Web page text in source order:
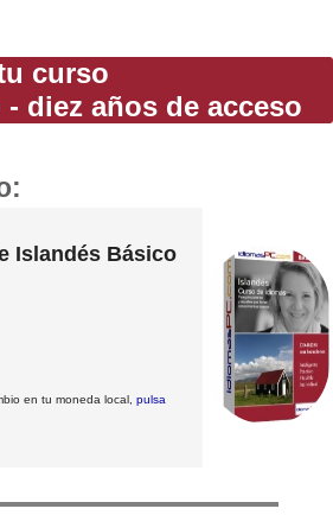
curso
diez años de acceso
Islandés Básico
en tu moneda local, pulsa